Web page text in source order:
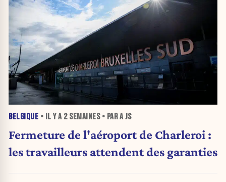
BELGIQUE • IL Y A 2 SEMAINES• PAR A JS
Fermeture de l'aéroport de Charleroi :
les travailleurs attendent des garanties